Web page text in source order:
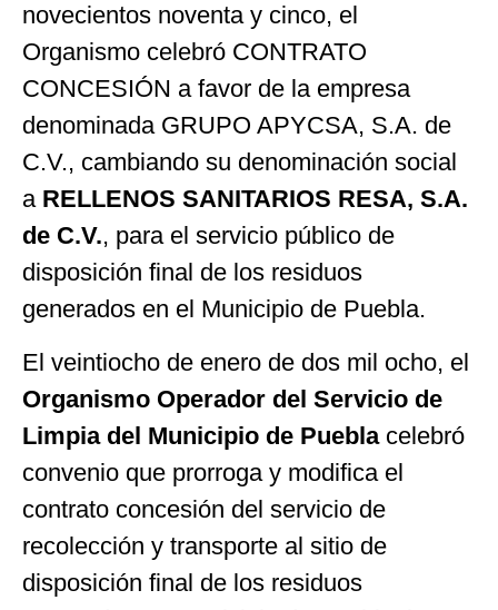
novecientos noventa y cinco, el
Organismo celebró CONTRATO
CONCESIÓN a favor de la empresa
denominada GRUPO APYCSA, S.A. de
C.V., cambiando su denominación social
a RELLENOS SANITARIOS RESA, S.A.
de C.V., para el servicio público de
disposición final de los residuos
generados en el Municipio de Puebla.
El veintiocho de enero de dos mil ocho, el
Organismo Operador del Servicio de
Limpia del Municipio de Pueblacelebró
convenio que prorroga y modifica el
contrato concesión del servicio de
recolección y transporte al sitio de
disposición final de los residuos